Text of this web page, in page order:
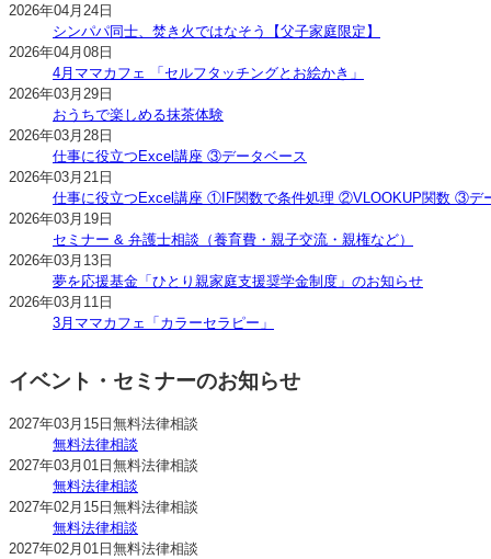
2026年04月24日
シンパパ同士、焚き火ではなそう【父子家庭限定】
2026年04月08日
4月ママカフェ 「セルフタッチングとお絵かき」
2026年03月29日
おうちで楽しめる抹茶体験
2026年03月28日
仕事に役立つExcel講座 ③データベース
2026年03月21日
仕事に役立つExcel講座 ①IF関数で条件処理 ②VLOOKUP関数 ③デ
2026年03月19日
セミナー & 弁護士相談（養育費・親子交流・親権など）
2026年03月13日
夢を応援基金「ひとり親家庭支援奨学金制度」のお知らせ
2026年03月11日
3月ママカフェ「カラーセラピー」
イベント・セミナーのお知らせ
2027年03月15日無料法律相談
無料法律相談
2027年03月01日無料法律相談
無料法律相談
2027年02月15日無料法律相談
無料法律相談
2027年02月01日無料法律相談